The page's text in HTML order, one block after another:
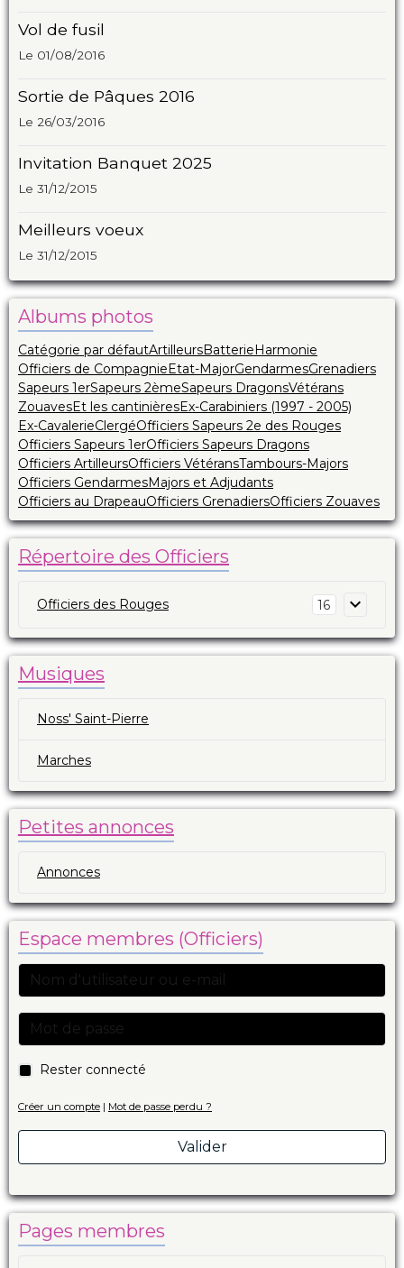
Vol de fusil
Le 01/08/2016
Sortie de Pâques 2016
Le 26/03/2016
Invitation Banquet 2025
Le 31/12/2015
Meilleurs voeux
Le 31/12/2015
Albums photos
Catégorie par défautArtilleursBatterieHarmonie
Officiers de CompagnieEtat-MajorGendarmesGrenadiers
Sapeurs 1erSapeurs 2èmeSapeurs DragonsVétérans
ZouavesEt les cantinièresEx-Carabiniers (1997 - 2005)
Ex-CavalerieClergéOfficiers Sapeurs 2e des Rouges
Officiers Sapeurs 1erOfficiers Sapeurs Dragons
Officiers ArtilleursOfficiers VétéransTambours-Majors
Officiers GendarmesMajors et Adjudants
Officiers au DrapeauOfficiers GrenadiersOfficiers Zouaves
Répertoire des Officiers
Officiers des Rouges 16
Musiques
Noss' Saint-Pierre
Marches
Petites annonces
Annonces
Espace membres (Officiers)
Rester connecté
Créer un compte | Mot de passe perdu ?
Valider
Pages membres